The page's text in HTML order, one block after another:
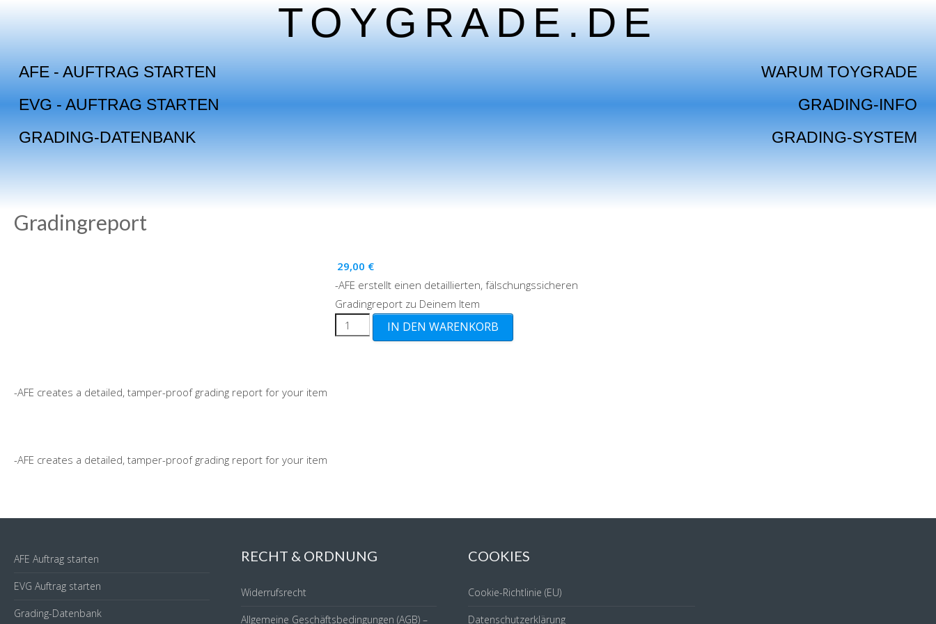
AFE - AUFTRAG STARTEN
EVG - AUFTRAG STARTEN
GRADING-DATENBANK
TOYGRADE.DE
WARUM TOYGRADE
GRADING-INFO
GRADING-SYSTEM
Gradingreport
29,00 €
-AFE erstellt einen detaillierten, fälschungssicheren
Gradingreport zu Deinem Item
GradingreportIN DEN WARENKORB
-AFE creates a detailed, tamper-proof grading report for your item
-AFE creates a detailed, tamper-proof grading report for your item
AFE Auftrag starten
EVG Auftrag starten
Grading-Datenbank
RECHT & ORDNUNG
Widerrufsrecht
Allgemeine Geschäftsbedingungen (AGB) –
COOKIES
Cookie-Richtlinie (EU)
Datenschutzerklärung